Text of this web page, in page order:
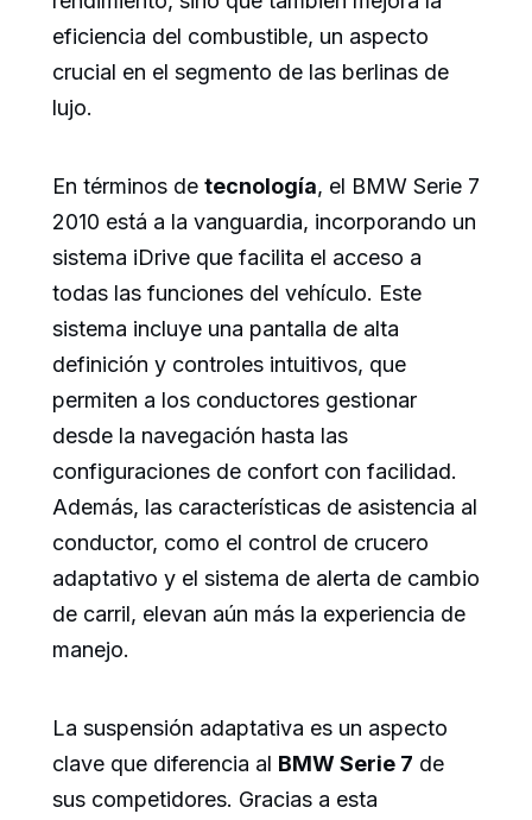
eficiencia del combustible, un aspecto
crucial en el segmento de las berlinas de
lujo.
En términos de tecnología, el BMW Serie 7
2010 está a la vanguardia, incorporando un
sistema iDrive que facilita el acceso a
todas las funciones del vehículo. Este
sistema incluye una pantalla de alta
definición y controles intuitivos, que
permiten a los conductores gestionar
desde la navegación hasta las
configuraciones de confort con facilidad.
Además, las características de asistencia al
conductor, como el control de crucero
adaptativo y el sistema de alerta de cambio
de carril, elevan aún más la experiencia de
manejo.
La suspensión adaptativa es un aspecto
clave que diferencia al BMW Serie 7 de
sus competidores. Gracias a esta